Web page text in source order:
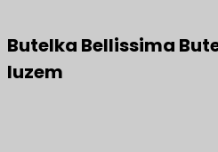
Butelka Bellissima
luzem